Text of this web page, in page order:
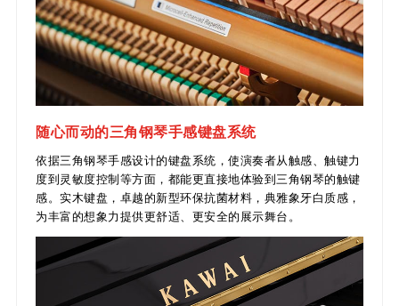
随心而动的三角钢琴手感键盘系统
依据三角钢琴手感设计的键盘系统，使演奏者从触感、触键力
度到灵敏度控制等方面，都能更直接地体验到三角钢琴的触键
感。实木键盘，卓越的新型环保抗菌材料，典雅象牙白质感，
为丰富的想象力提供更舒适、更安全的展示舞台。